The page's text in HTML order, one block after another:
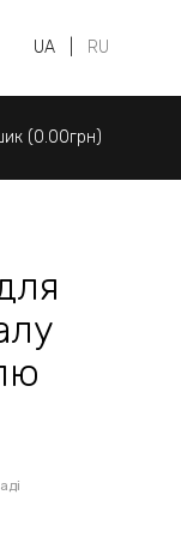
UA RU
(0.00грн)